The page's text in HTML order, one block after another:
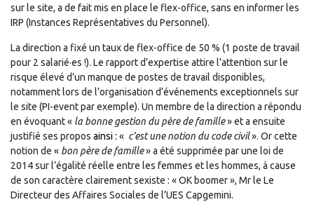
sur le site, a de fait mis en place le flex-office, sans en informer les
IRP (Instances Représentatives du Personnel).
La direction a fixé un taux de flex-office de 50 % (1 poste de travail
pour 2 salarié·es !). Le rapport d’expertise attire l’attention sur le
risque élevé d’un manque de postes de travail disponibles,
notamment lors de l’organisation d’événements exceptionnels sur
le site (PI-event par exemple). Un membre de la direction a répondu
en évoquant « la bonne gestion du père de famille» et a ensuite
justifié ses propos ainsi : « c’est une notion du code civil». Or cette
notion de « bon père de famille» a été supprimée par une loi de
2014 sur l’égalité réelle entre les femmes et les hommes, à cause
de son caractère clairement sexiste : « OK boomer », Mr le Le
Directeur des Affaires Sociales de l’UES Capgemini.